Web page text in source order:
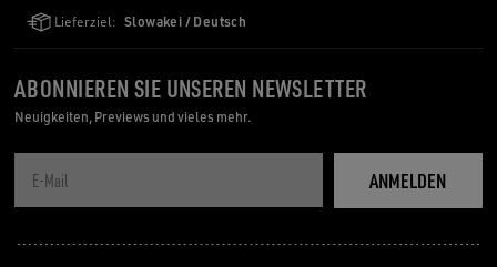
Lieferziel: Slowakei / Deutsch
ABONNIEREN SIE UNSEREN NEWSLETTER
Neuigkeiten, Previews und vieles mehr.
ANMELDEN